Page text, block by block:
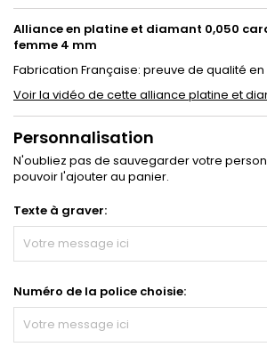
Alliance en platine et diamant 0,050
femme 4 mm
Fabrication Française: preuve de qualité
Voir la vidéo de cette alliance platine et
Personnalisation
N'oubliez pas de sauvegarder votre
pouvoir l'ajouter au panier.
Texte à graver:
Numéro de la police choisie: